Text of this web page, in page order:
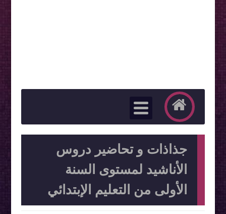
جذاذات و تحاضير دروس
الأناشيد لمستوى السنة
الأولى من التعليم الإبتدائي